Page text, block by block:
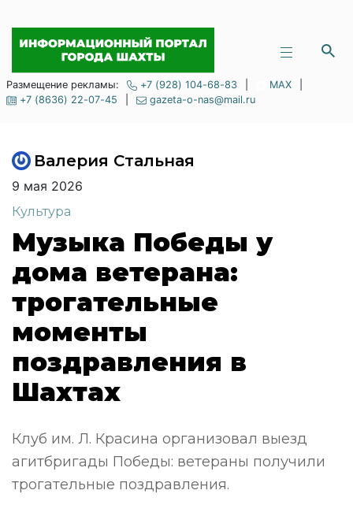
Размещение рекламы: +7 (928) 104-68-83 MAX
+7 (8636) 22-07-45
gazeta-o-nas@mail.ru
Валерия Стальная
9 мая 2026
Культура
Музыка Победы у
дома ветерана:
трогательные
моменты
поздравления в
Шахтах
Клуб им. Л. Красина организовал выезд
агитбригады Победы: ветераны получили
трогательные поздравления.